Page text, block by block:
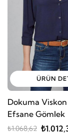
ÜRÜN
Dokuma
Efsane Gömlek
₺1.068,62